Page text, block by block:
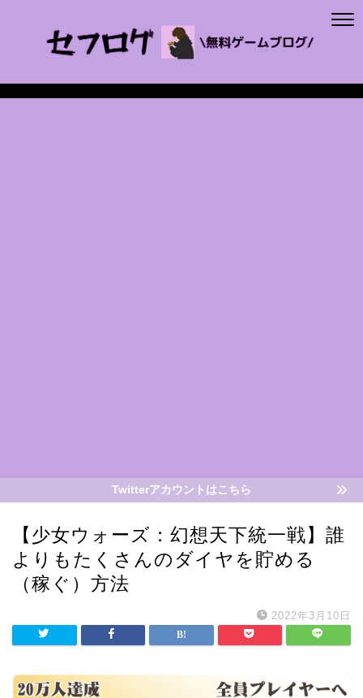
Twitterアカウントはこちら
【少女ウォーズ：幻想天下統一戦】誰
よりもたくさんのダイヤを貯める
（稼ぐ）方法
2022年3月10日